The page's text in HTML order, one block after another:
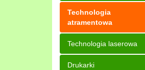
Technologia
atramentowa
Technologia laserowa
Drukarki